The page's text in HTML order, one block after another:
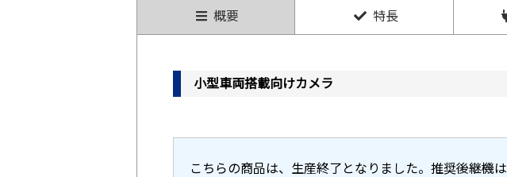
概要 特長
小型車両搭載向けカメラ
こちらの商品は、生産終了となりました。推奨後継機は